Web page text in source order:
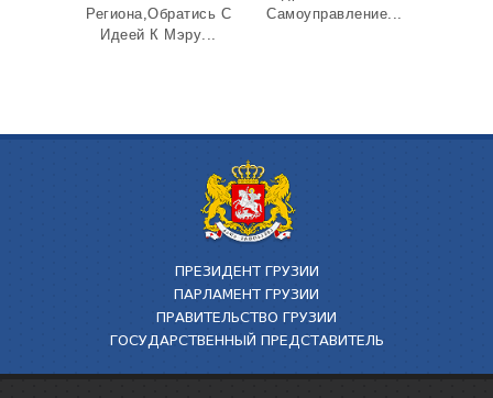
Региона,Обратись С
Идеей К Мэру...
Самоуправление...
ПРЕЗИДЕНТ ГРУЗИИ
ПАРЛАМЕНТ ГРУЗИИ
ПРАВИТЕЛЬСТВО ГРУЗИИ
ГОСУДАРСТВЕННЫЙ ПРЕДСТАВИТЕЛЬ